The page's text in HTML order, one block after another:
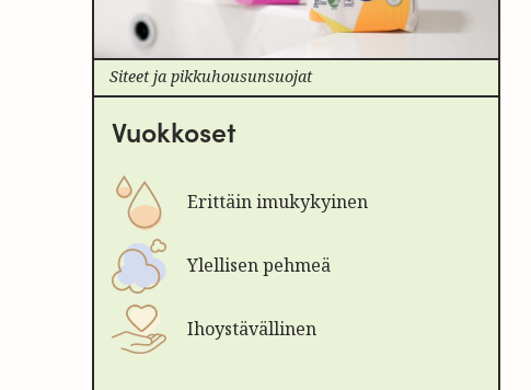
Siteet ja pikkuhousunsuojat
Vuokkoset
Erittäin imukykyinen
Ylellisen pehmeä
Ihoystävällinen